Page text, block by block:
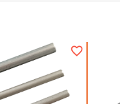
favorite_border